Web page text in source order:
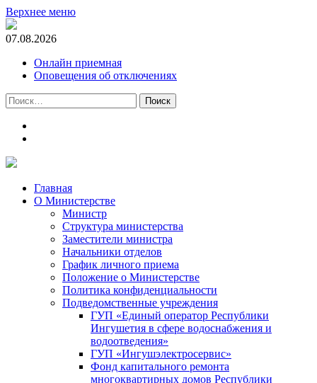
Верхнее меню
07.08.2026
Онлайн приемная
Оповещения об отключениях
Найти:
Главная
О Министерстве
Министр
Cтруктура министерства
Заместители министра
Начальники отделов
График личного приема
Положение о Министерстве
Политика конфиденциальности
Подведомственные учреждения
ГУП «Единый оператор Республики
Ингушетия в сфере водоснабжения и
водоотведения»
ГУП «Ингушэлектросервис»
Фонд капитального ремонта
многоквартирных домов Республики